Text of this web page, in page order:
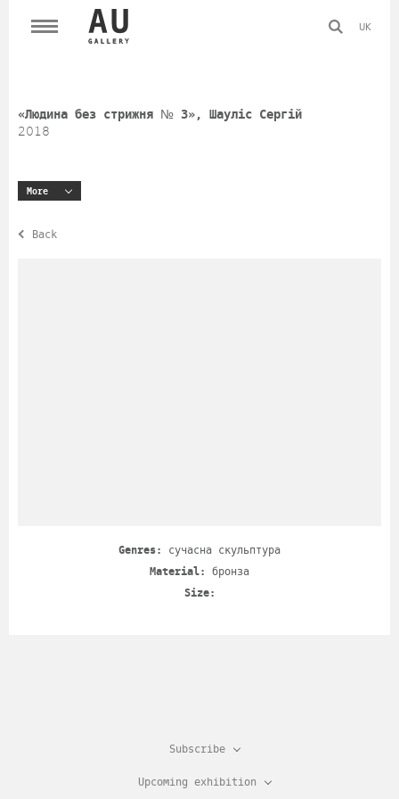
UK
«Людина без стрижня № 3», Шауліс Сергій
2018
More
Back
Genres: сучасна скульптура
Material: бронза
Size:
Subscribe
Upcoming exhibition